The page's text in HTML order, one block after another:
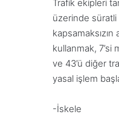
Trafik ekipleri
üzerinde süratli
kullanmak, 7’si
ve 43’ü diğer
yasal işlem
-İskele